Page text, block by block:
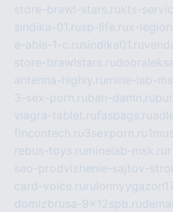
store-brawl-stars.rukts-
sindika-01.rusp-life.rux-
e-abis-1-c.rusindika01.ru
store-brawlstars.ru
antenna-highly.ru mine-lab-
3-sex-porn.ruban-damn.ru
viagra-tablet.rufasbags.ru
fincontech.ru3sexporn.ru
rebus-toys.ru minelab-msk.ru
seo-prodvizhenie-sajtov-
card-voice.ru
domizbrusa-9x12spb.ru